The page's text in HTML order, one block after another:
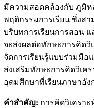
มีความสอดคล้องกับ ภูมิห
พฤติกรรมการเรียน ซึ่งส
บริบทการเรียนการสอน
จะส่งผลต่อทักษะการคิดวิ
จัดการเรียนรู้แบบร่วมมือ
ส่งเสริมทักษะการคิดวิเค
อุดมศึกษาที่เรียนภาษาอัง
คำสำคัญ: การคิดวิเครา